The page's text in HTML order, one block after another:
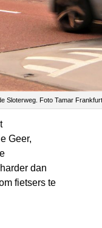
Sloterweg. Foto Tamar
Geer,
dan
fietsers te